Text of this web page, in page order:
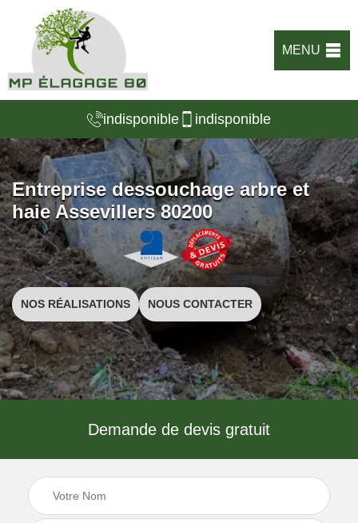
MENU
indisponible indisponible
Entreprise dessouchage arbre et
haie Assevillers 80200
NOS RÉALISATIONS NOUS CONTACTER
Demande de devis gratuit